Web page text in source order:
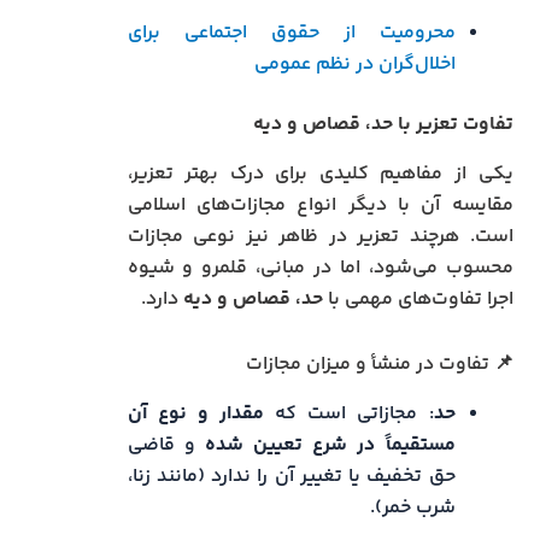
محرومیت از حقوق اجتماعی برای
اخلال‌گران در نظم عمومی
تفاوت تعزیر با حد، قصاص و دیه
یکی از مفاهیم کلیدی برای درک بهتر تعزیر،
مقایسه آن با دیگر انواع مجازات‌های اسلامی
است. هرچند تعزیر در ظاهر نیز نوعی مجازات
محسوب می‌شود، اما در مبانی، قلمرو و شیوه
اجرا تفاوت‌های مهمی باحد، قصاص و دیه دارد.
📌 تفاوت در منشأ و میزان مجازات
حد: مجازاتی است که مقدار و نوع آن
مستقیماً در شرع تعیین شده و قاضی
حق تخفیف یا تغییر آن را ندارد (مانند زنا،
شرب خمر).